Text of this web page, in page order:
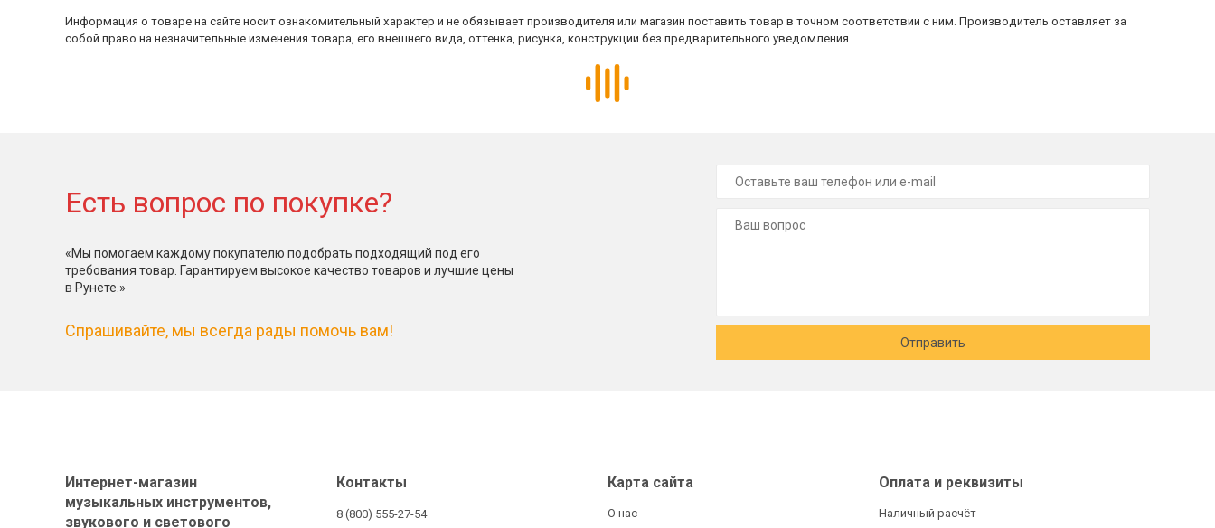
Информация о товаре на сайте носит ознакомительный характер и не обязывает производителя или магазин поставить товар в точном соответствии с ним. Производитель оставляет за
собой право на незначительные изменения товара, его внешнего вида, оттенка, рисунка, конструкции без предварительного уведомления.
Есть вопрос по покупке?
«Мы помогаем каждому покупателю подобрать подходящий под его
требования товар. Гарантируем высокое качество товаров и лучшие цены
в Рунете.»
Спрашивайте, мы всегда рады помочь вам!
Отправить
Интернет-магазин
музыкальных инструментов,
звукового и светового
Контакты
8 (800) 555-27-54
Карта сайта
О нас
Оплата и реквизиты
Наличный расчёт